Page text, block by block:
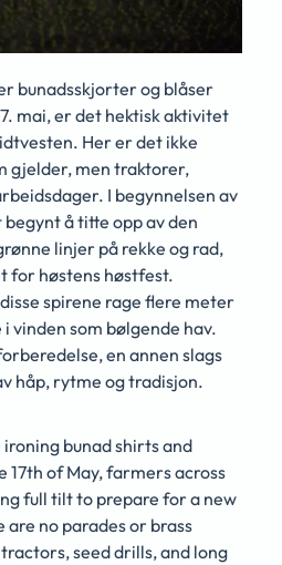
bunadsskjorter og blåser
mai, er det hektisk aktivitet
Her er det ikke
gjelder, men traktorer,
I begynnelsen av
å titte opp av den
linjer på rekke og rad,
for høstens høstfest.
spirene rage flere meter
vinden som bølgende hav.
en annen slags
håp, rytme og tradisjon.
bunad shirts and
17th of May, farmers across
full tilt to prepare for a new
are no parades or brass
seed drills, and long